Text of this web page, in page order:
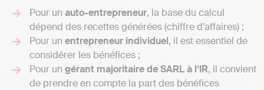
Pour un auto-entrepreneur, la base du calcul
dépend des recettes générées (chiffre d’affaires) ;
Pour un entrepreneur individuel, il est essentiel de
considérer les bénéfices ;
Pour un gérant majoritaire de SARL à l’IR, il convient
de prendre en compte la part des bénéfices